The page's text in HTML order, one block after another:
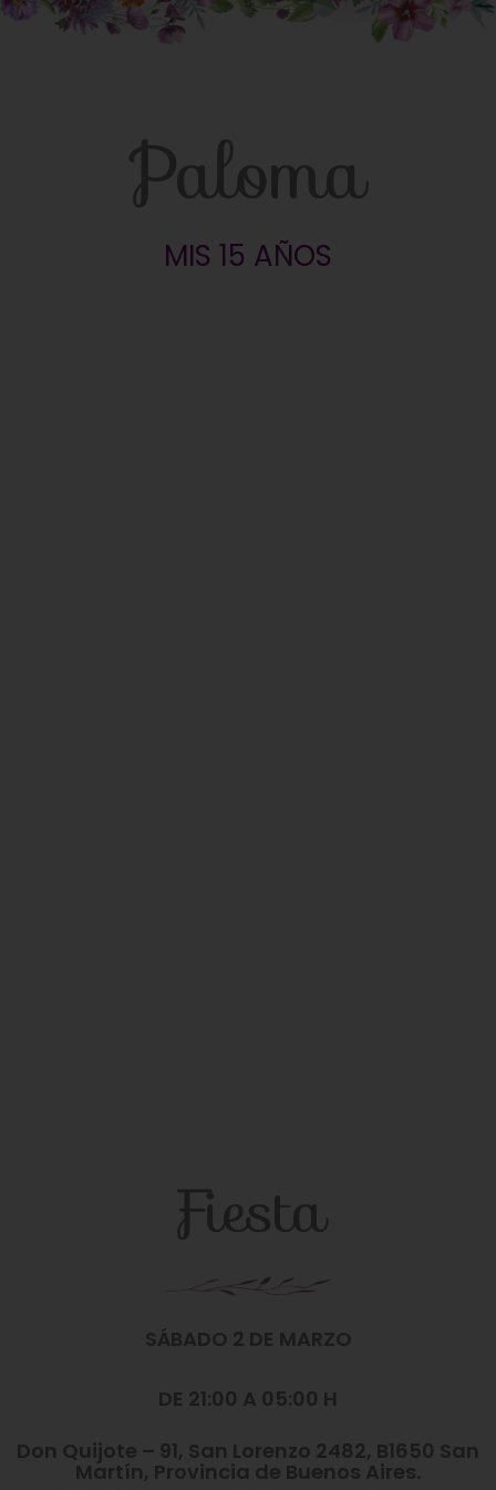
Paloma
MIS 15 AÑOS
Fiesta
SÁBADO 2 DE MARZO
DE 21:00 A 05:00 H
Don Quijote – 91, San Lorenzo 2482, B1650 San
Martín, Provincia de Buenos Aires.